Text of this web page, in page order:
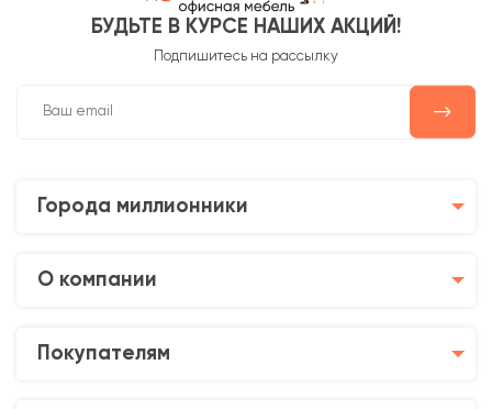
БУДЬТЕ В КУРСЕ НАШИХ АКЦИЙ!
Подпишитесь на рассылку
Города миллионники
О компании
Покупателям